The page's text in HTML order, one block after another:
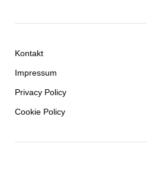
Kontakt
Impressum
Privacy Policy
Cookie Policy